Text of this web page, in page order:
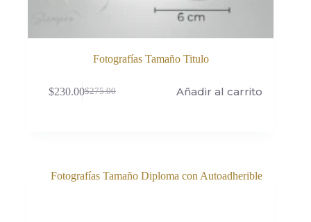
Fotografías Tamaño Titulo
$275.00
El
$230.00El
Añadir al carrito